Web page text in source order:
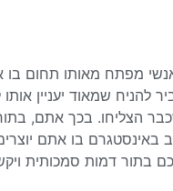
מפתח מאותו תחום בו
שמאוד יעניין אותו
הצליחו. בכך אתם,
בו אתם יוצרים
בתור דמות סמכותית